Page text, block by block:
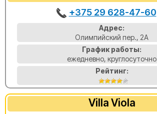
+375 29 628-47-60
Адрес:
Олимпийский пер., 2А
График работы:
ежедневно, круглосуточно
Рейтинг:
Villa Viola